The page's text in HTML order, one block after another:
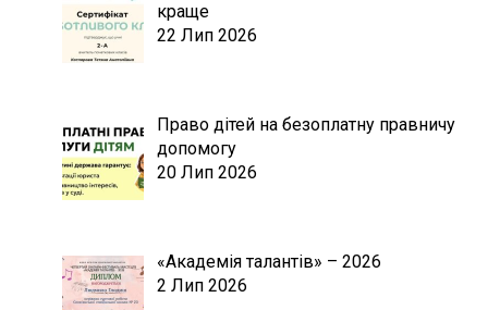
краще
22 Лип 2026
Право дітей на безоплатну правничу
допомогу
20 Лип 2026
«Академія талантів» – 2026
2 Лип 2026